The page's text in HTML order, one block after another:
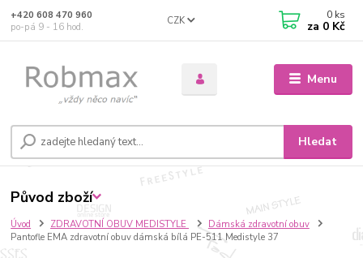
Menu
CZK
Hledat
+420 608 470 960
po-pá 9 - 16 hod.
0 ks
za 0 Kč
Úvod ZDRAVOTNÍ OBUV MEDISTYLE
Dámská zdravotní obuv
Pantofle EMA zdravotní obuv dámská bílá PE-511 Medistyle 37
Původ zboží